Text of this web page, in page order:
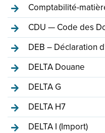
Comptabilité-
CDU — Code des
DEB – Déclaration
DELTA Douane
DELTA G
DELTA H7
DELTA I (Import)